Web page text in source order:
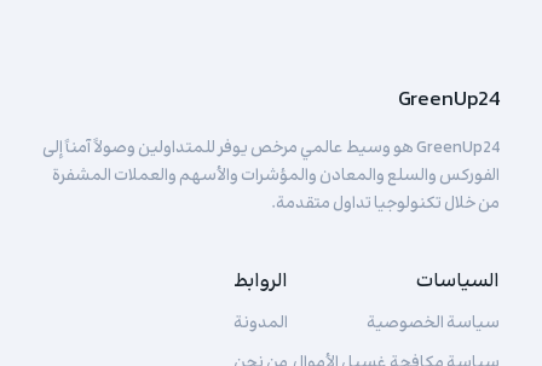
GreenUp24
GreenUp24 هو وسيط عالمي مرخص يوفر للمتداولين وصولاً آمناً إلى
الفوركس والسلع والمعادن والمؤشرات والأسهم والعملات المشفرة
من خلال تكنولوجيا تداول متقدمة.
السياسات
سياسة الخصوصية
الروابط
المدونة